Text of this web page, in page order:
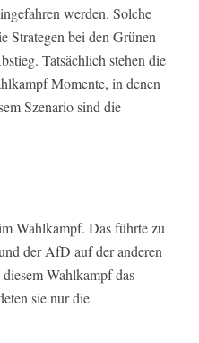
werden. Solche
Strategen bei den Grünen
Tatsächlich stehen die
Momente, in denen
Szenario sind die
Wahlkampf. Das führte zu
der AfD auf der anderen
Wahlkampf das
sie nur die